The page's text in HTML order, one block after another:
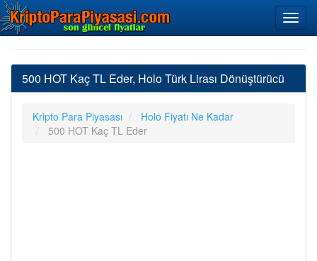
500 HOT Kaç TL Eder, Holo Türk Lirası Dönüştürücü
Kripto Para Piyasası
Holo Fiyatı Ne Kadar
500 HOT Kaç TL Eder